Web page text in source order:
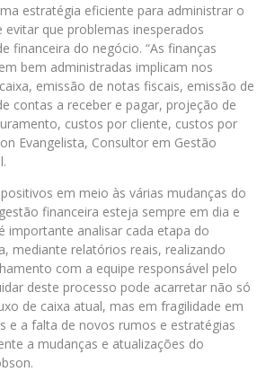
estratégia eficiente para administrar o
evitar que problemas inesperados
financeira do negócio. “As finanças
bem administradas implicam nos
emissão de notas fiscais, emissão de
contas a receber e pagar, projeção de
custos por cliente, custos por
Evangelista, Consultor em Gestão
em meio às várias mudanças do
financeira esteja sempre em dia e
importante analisar cada etapa do
mediante relatórios reais, realizando
com a equipe responsável pelo
deste processo pode acarretar não só
de caixa atual, mas em fragilidade em
e a falta de novos rumos e estratégias
a mudanças e atualizações do